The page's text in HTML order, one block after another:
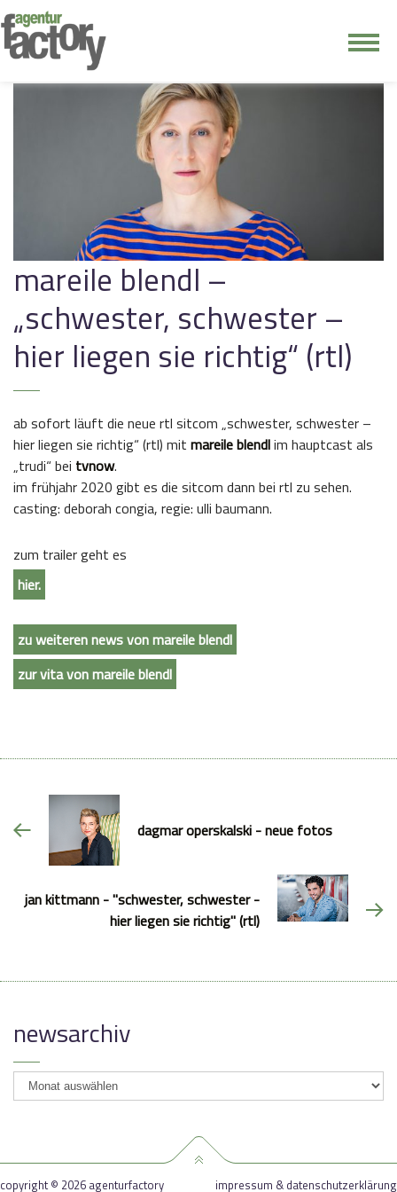
kontakt
mareile blendl –
„schwester, schwester –
hier liegen sie richtig“ (rtl)
ab sofort läuft die neue rtl sitcom „schwester, schwester –
hier liegen sie richtig“ (rtl) mit mareile blendlim hauptcast als
„trudi“ bei tvnow.
im frühjahr 2020 gibt es die sitcom dann bei rtl zu sehen.
casting: deborah congia, regie: ulli baumann.
zum trailer geht es
hier.
zu weiteren news von mareile blendl
zur vita von mareile blendl
dagmar operskalski - neue fotos
jan kittmann - "schwester, schwester -
hier liegen sie richtig" (rtl)
newsarchiv
newsarchiv
copyright © 2026 agenturfactory impressum & datenschutzerklärung